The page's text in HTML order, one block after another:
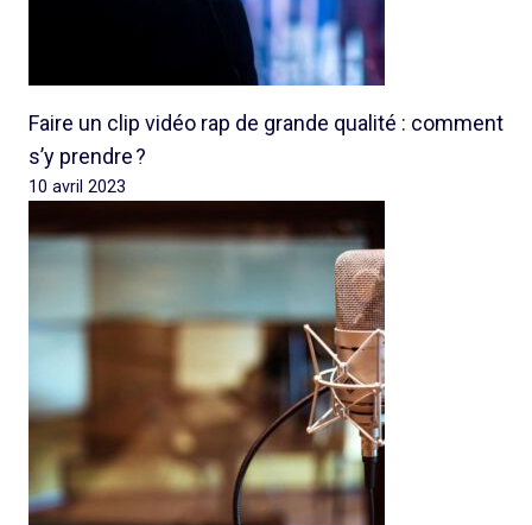
Faire un clip vidéo rap de grande qualité : comment
s’y prendre ?
10 avril 2023